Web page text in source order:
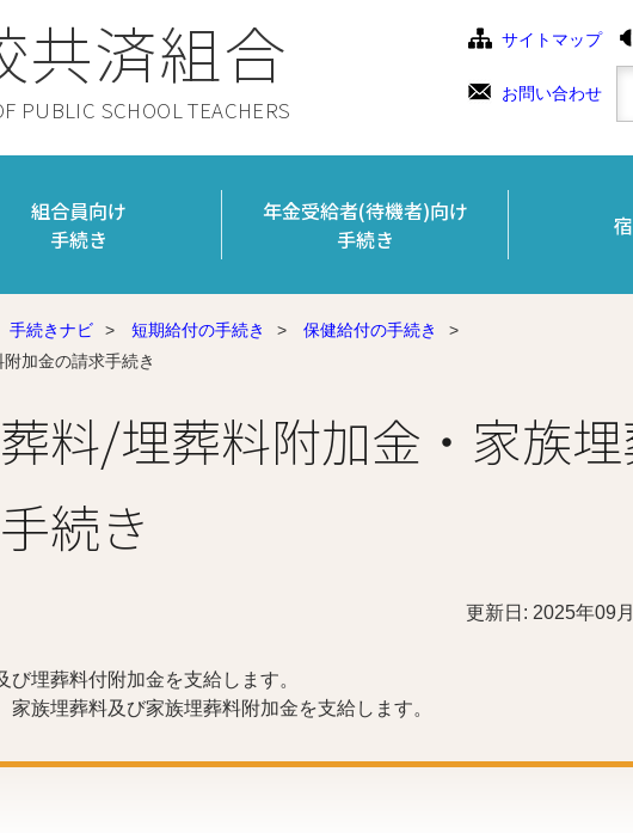
共済組合
PUBLIC SCHOOL TEACHERS
サイトマップ
お問い合わせ
組合員向け
手続き
年金受給者(待機者)向け
手続き
手続きナビ > 短期給付の手続き > 保健給付の手続き
>
加金の請求手続き
料/埋葬料附加金・家族
続き
更新日: 2025年09
埋葬料付附加金を支給します。
族埋葬料及び家族埋葬料附加金を支給します。